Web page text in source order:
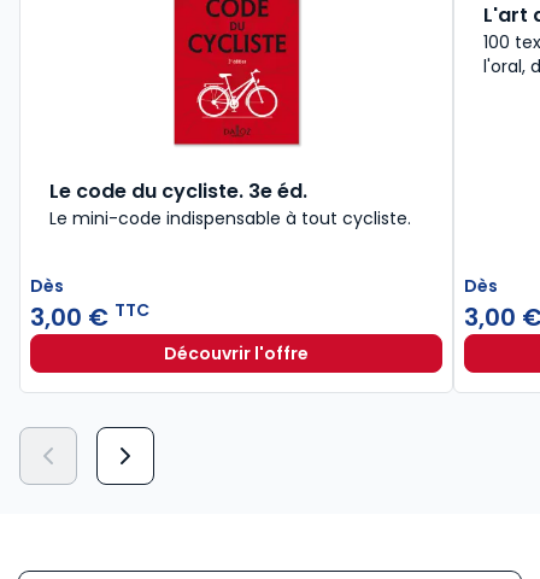
Le code du cycliste. 3e éd.
Le mini-code indispensable à tout cycliste.
Dès
3,00 € TTC
Découvrir l'offre
Dès
L'art
100
l'oral,
Dès
3,00